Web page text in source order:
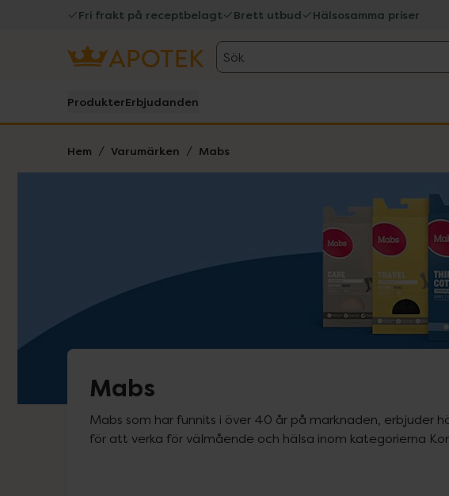
Fri frakt på receptbelagt Brett utbud Hälsosamma priser
Sök
ProdukterErbjudanden
Hem Varumärken Mabs
Mabs
Mabs som har funnits i över 40 år på marknaden,
för att verka för välmående och hälsa inom kategorierna